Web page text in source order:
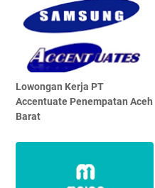
Lowongan Kerja PT
Accentuate Penempatan Aceh
Barat